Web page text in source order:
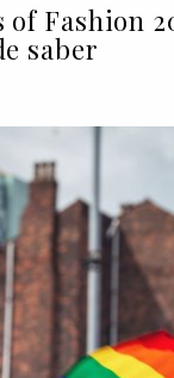
of Fashion
saber